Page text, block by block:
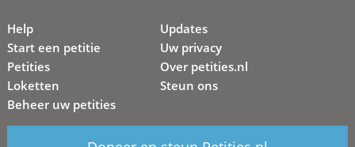
Help
Start een petitie
Petities
Loketten
Beheer uw petities
Updates
Uw privacy
Over petities.nl
Steun ons